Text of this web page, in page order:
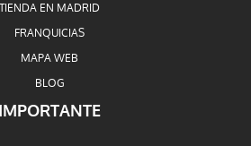
TIENDA EN MADRID
FRANQUICIAS
MAPA WEB
BLOG
IMPORTANTE